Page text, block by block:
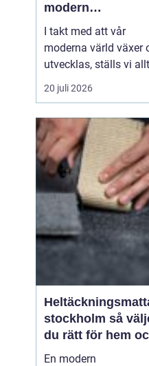
modern
infrastruktur
I takt med att vår
moderna värld växer
utvecklas, ställs vi allt
oftare inför
när vi bygger i bergiga
kritisk betydelse inom
byggnation i sådana
landskap är be...
20 juli 2026
stockholm så väljer
du rätt för hem
kontor
En modern